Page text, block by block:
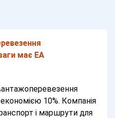
має EA
10%. Компанія
і маршрути для